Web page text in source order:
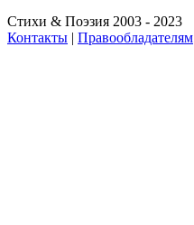
Стихи & Поэзия 2003 - 2023
Контакты | Правообладателям